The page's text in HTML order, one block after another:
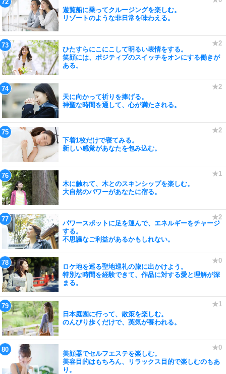
遊覧船に乗ってクルージングを楽しむ。
リゾートのような非日常を味わえる。
ひたすらにこにこして明るい表情をする。
笑顔には、ポジティブのスイッチをオンにする働きが
ある。
天に向かって祈りを捧げる。
神聖な時間を通して、心が満たされる。
下着1枚だけで寝てみる。
新しい感覚があなたを包み込む。
木に触れて、木とのスキンシップを楽しむ。
大自然のパワーがあなたに宿る。
パワースポットに足を運んで、エネルギーをチャージ
する。
不思議なご利益があるかもしれない。
ロケ地を巡る聖地巡礼の旅に出かけよう。
特別な時間を経験できて、作品に対する愛と理解が深
まる。
日本庭園に行って、散策を楽しむ。
のんびり歩くだけで、英気が養われる。
美顔器でセルフエステを楽しむ。
美容目的はもちろん、リラックス目的で楽しむのもあ
り。